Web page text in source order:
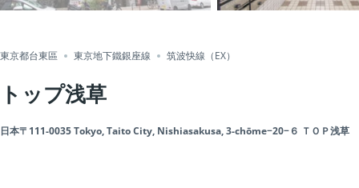
東京都台東區 東京地下鐵銀座線 筑波快線（EX）
トップ浅草
日本〒111-0035 Tokyo, Taito City, Nishiasakusa, 3-chōme−20−６ ＴＯＰ浅草